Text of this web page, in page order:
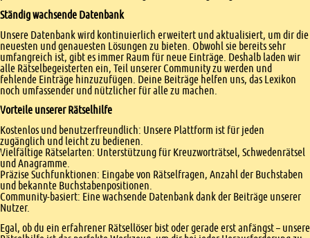
Ständig wachsende Datenbank
Unsere Datenbank wird kontinuierlich erweitert und aktualisiert, um dir die
neuesten und genauesten Lösungen zu bieten. Obwohl sie bereits sehr
umfangreich ist, gibt es immer Raum für neue Einträge. Deshalb laden wir
alle Rätselbegeisterten ein, Teil unserer Community zu werden und
fehlende Einträge hinzuzufügen. Deine Beiträge helfen uns, das Lexikon
noch umfassender und nützlicher für alle zu machen.
Vorteile unserer Rätselhilfe
Kostenlos und benutzerfreundlich: Unsere Plattform ist für jeden
zugänglich und leicht zu bedienen.
Vielfältige Rätselarten: Unterstützung für Kreuzworträtsel, Schwedenrätsel
und Anagramme.
Präzise Suchfunktionen: Eingabe von Rätselfragen, Anzahl der Buchstaben
und bekannte Buchstabenpositionen.
Community-basiert: Eine wachsende Datenbank dank der Beiträge unserer
Nutzer.
Egal, ob du ein erfahrener Rätsellöser bist oder gerade erst anfängst – unsere